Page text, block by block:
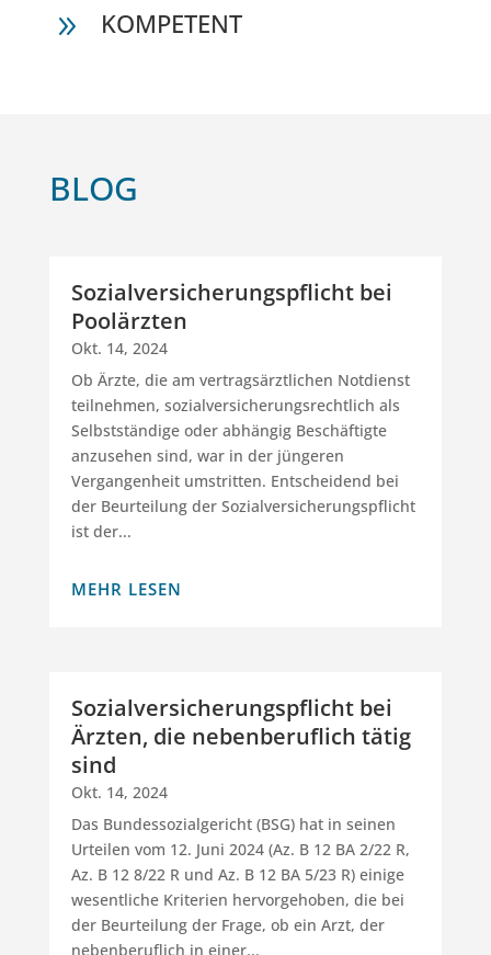
9 KOMPETENT
BLOG
Sozialversicherungspflicht bei
Poolärzten
Okt. 14, 2024
Ob Ärzte, die am vertragsärztlichen Notdienst
teilnehmen, sozialversicherungsrechtlich als
Selbstständige oder abhängig Beschäftigte
anzusehen sind, war in der jüngeren
Vergangenheit umstritten. Entscheidend bei
der Beurteilung der Sozialversicherungspflicht
ist der...
MEHR LESEN
Sozialversicherungspflicht bei
Ärzten, die nebenberuflich tätig
sind
Okt. 14, 2024
Das Bundessozialgericht (BSG) hat in seinen
Urteilen vom 12. Juni 2024 (Az. B 12 BA 2/22 R,
Az. B 12 8/22 R und Az. B 12 BA 5/23 R) einige
wesentliche Kriterien hervorgehoben, die bei
der Beurteilung der Frage, ob ein Arzt, der
nebenberuflich in einer...